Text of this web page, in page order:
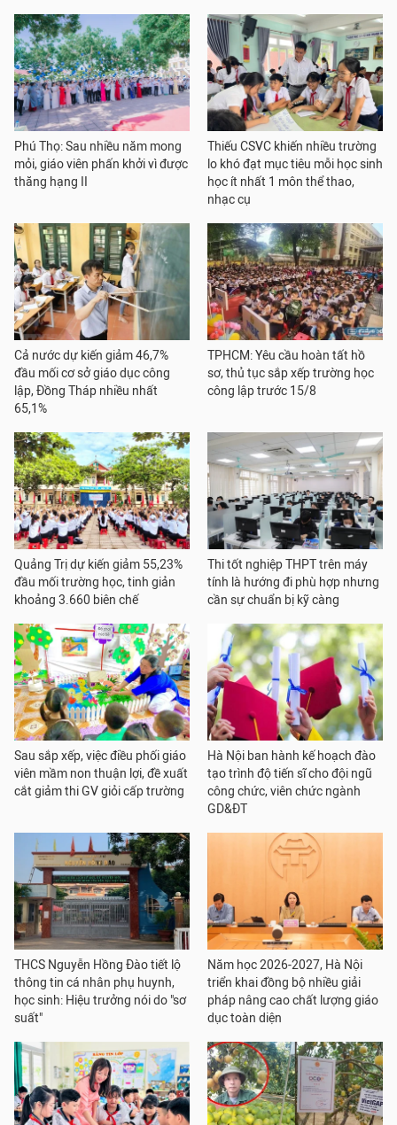
Phú Thọ: Sau nhiều năm mong
mỏi, giáo viên phấn khởi vì được
thăng hạng II
Thiếu CSVC khiến nhiều trường
lo khó đạt mục tiêu mỗi học sinh
học ít nhất 1 môn thể thao,
nhạc cụ
Cả nước dự kiến giảm 46,7%
đầu mối cơ sở giáo dục công
lập, Đồng Tháp nhiều nhất
65,1%
TPHCM: Yêu cầu hoàn tất hồ
sơ, thủ tục sắp xếp trường học
công lập trước 15/8
Quảng Trị dự kiến giảm 55,23%
đầu mối trường học, tinh giản
khoảng 3.660 biên chế
Thi tốt nghiệp THPT trên máy
tính là hướng đi phù hợp nhưng
cần sự chuẩn bị kỹ càng
Sau sắp xếp, việc điều phối giáo
viên mầm non thuận lợi, đề xuất
cắt giảm thi GV giỏi cấp trường
Hà Nội ban hành kế hoạch đào
tạo trình độ tiến sĩ cho đội ngũ
công chức, viên chức ngành
GD&ĐT
THCS Nguyễn Hồng Đào tiết lộ
thông tin cá nhân phụ huynh,
học sinh: Hiệu trưởng nói do "sơ
suất"
Năm học 2026-2027, Hà Nội
triển khai đồng bộ nhiều giải
pháp nâng cao chất lượng giáo
dục toàn diện